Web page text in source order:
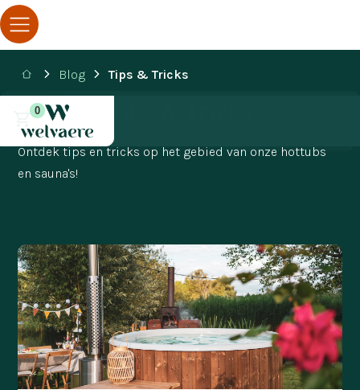
0
Blog Tips & Tricks
Ontdek tips en tricks op het gebied van onze hottubs
en sauna's!